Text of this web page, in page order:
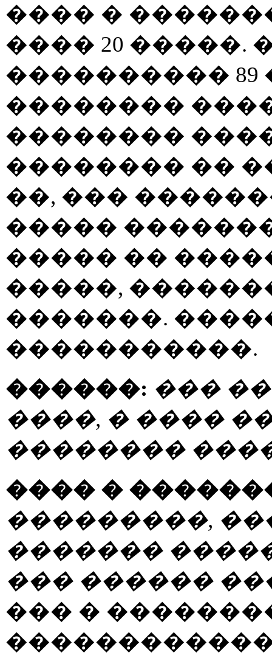
���� �
���� 20 �����.
����������
��������
��������
�������� ��
��, ���
�����
����� ��
�����,
�������.
�����������.
������: ���
����, � ����
��������
���� �
���������,
�������
��� ������
��� �